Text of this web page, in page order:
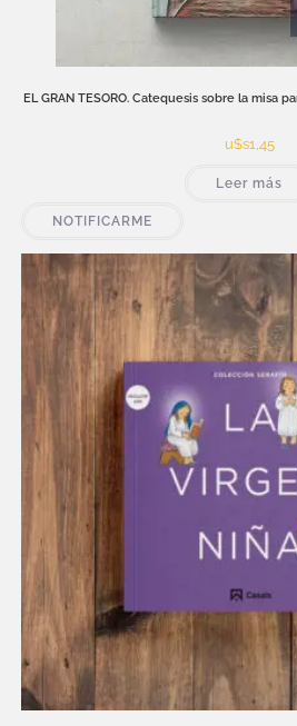
EL GRAN TESORO. Catequesis sobre la misa
u$s1,45
Leer más
NOTIFICARME